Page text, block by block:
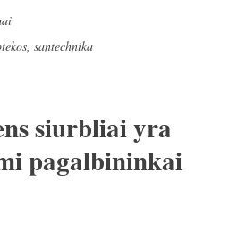
, santechnika
siurbliai yra
pagalbininkai